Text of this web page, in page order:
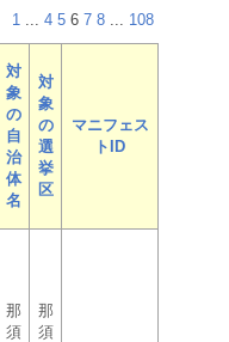
1 ... 4 5 6 7 8 ... 108
対
象
の
自
治
体
名
対
象
の
選
挙
区
マニフェス
トID
那
須
那
須